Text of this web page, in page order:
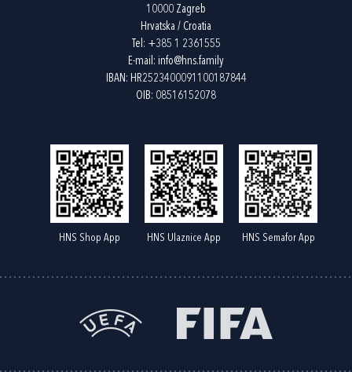
10000 Zagreb
Hrvatska / Croatia
Tel: +385 1 2361555
E-mail: info@hns.family
IBAN: HR2523400091100187844
OIB: 08516152078
HNS Shop App HNS Ulaznice App HNS Semafor App